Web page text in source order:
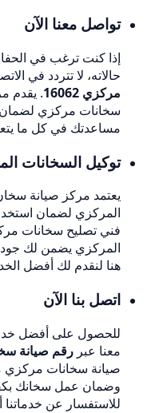
تواصل معنا الآن
إذا كنت ترغب في
حالاته، لا تتردد في
مركزي 16062
. يقدم
سخانات مركزي لضمان
مساعدتك في كل ما
توكيل السخانات
يعتمد مركز صيانة
المركزي لضمان
فني تصليح سخانات
المركزي يضمن لك
هنا لنقدم لك أفضل
اتصل بنا الآن
للحصول على أفضل
معنا عبر رقم صيانة
صيانة سخانات مركزي
وضمان عمل سخانك
للاستفسار عن